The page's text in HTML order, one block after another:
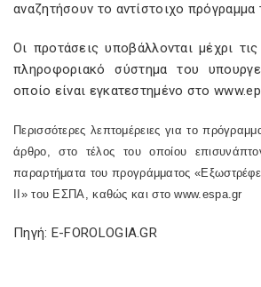
αναζητήσουν το αντίστοιχο
Οι προτάσεις υποβάλλονται μέχρι
πληροφοριακό σύστημα του
οποίο είναι εγκατεστημένο στο
Περισσότερες λεπτομέρειες για το
άρθρο, στο τέλος του οποίου
παραρτήματα του προγράμματος
ΙΙ» του ΕΣΠΑ, καθώς και στο www.espa.gr
Πηγή: E-FOROLOGIA.GR